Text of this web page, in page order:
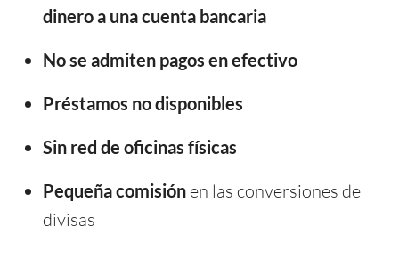
dinero a una cuenta bancaria
No se admiten pagos en efectivo
Préstamos no disponibles
Sin red de oficinas físicas
Pequeña comisión en las conversiones de
divisas